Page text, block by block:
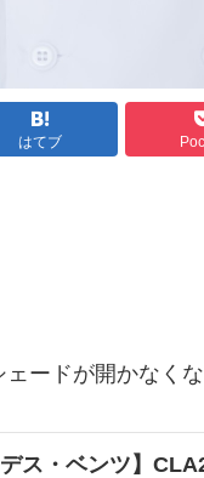
はてブ
ードが開かなく
デス・ベンツ】